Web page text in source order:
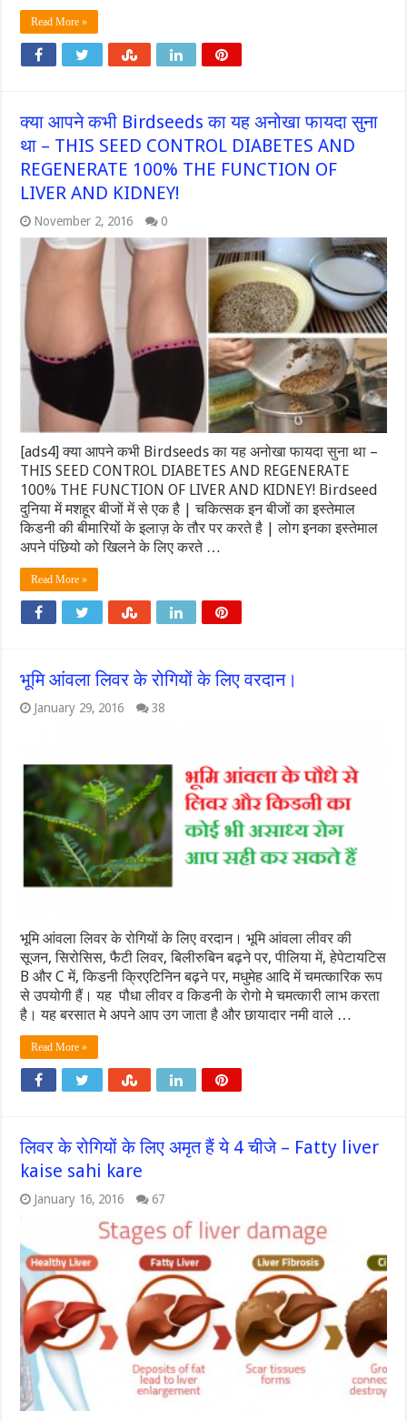
Read More »
क्या आपने कभी Birdseeds का यह अनोखा फायदा सुना
था – THIS SEED CONTROL DIABETES AND
REGENERATE 100% THE FUNCTION OF
LIVER AND KIDNEY!
November 2, 2016 0
[ads4] क्या आपने कभी Birdseeds का यह अनोखा फायदा सुना था –
THIS SEED CONTROL DIABETES AND REGENERATE
100% THE FUNCTION OF LIVER AND KIDNEY! Birdseed
दुनिया में मशहूर बीजों में से एक है | चकित्सक इन बीजों का इस्तेमाल
किडनी की बीमारियों के इलाज़ के तौर पर करते है | लोग इनका इस्तेमाल
अपने पंछियो को खिलने के लिए करते …
Read More »
भूमि आंवला लिवर के रोगियों के लिए वरदान।
January 29, 2016 38
भूमि आंवला लिवर के रोगियों के लिए वरदान। भूमि आंवला लीवर की
सूजन, सिरोसिस, फैटी लिवर, बिलीरुबिन बढ़ने पर, पीलिया में, हेपेटायटिस
B और C में, किडनी क्रिएटिनिन बढ़ने पर, मधुमेह आदि में चमत्कारिक रूप
से उपयोगी हैं। यह पौधा लीवर व किडनी के रोगो मे चमत्कारी लाभ करता
है। यह बरसात मे अपने आप उग जाता है और छायादार नमी वाले …
Read More »
लिवर के रोगियों के लिए अमृत हैं ये 4 चीजे – Fatty liver
kaise sahi kare
January 16, 2016 67